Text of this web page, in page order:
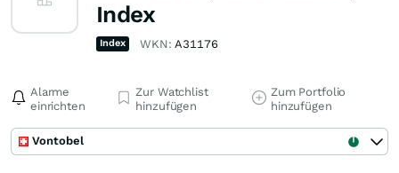
Index
Index WKN:A31176
Alarme
einrichten
Zur Watchlist
hinzufügen
Zum Portfolio
hinzufügen
Vontobel